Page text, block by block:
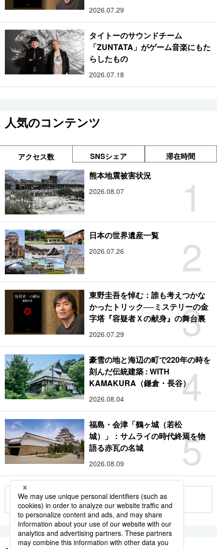
2026.07.29
タイトーのサウンドチーム
「ZUNTATA」がゲーム音楽にもた
らしたもの
2026.07.18
人気のコンテンツ
アクセス数 SNSシェア 滞在時間
1
熊本地震被害状況
2026.08.07
2
日本の世界遺産一覧
2026.07.26
3
東野圭吾を悼む：誰も考えつかな
かったトリック──ミステリーの金
字塔『容疑者Ｘの献身』の舞台裏
2026.07.29
4
豪雪の地と海辺の町で220年の時を
刻んだ伝統建築 : WITH
KAMAKURA（鎌倉・長谷）
2026.08.04
5
福島・会津「鶴ヶ城（若松
城）」：サムライの時代終焉を物
語る赤瓦の名城
2026.08.09
もっと見る